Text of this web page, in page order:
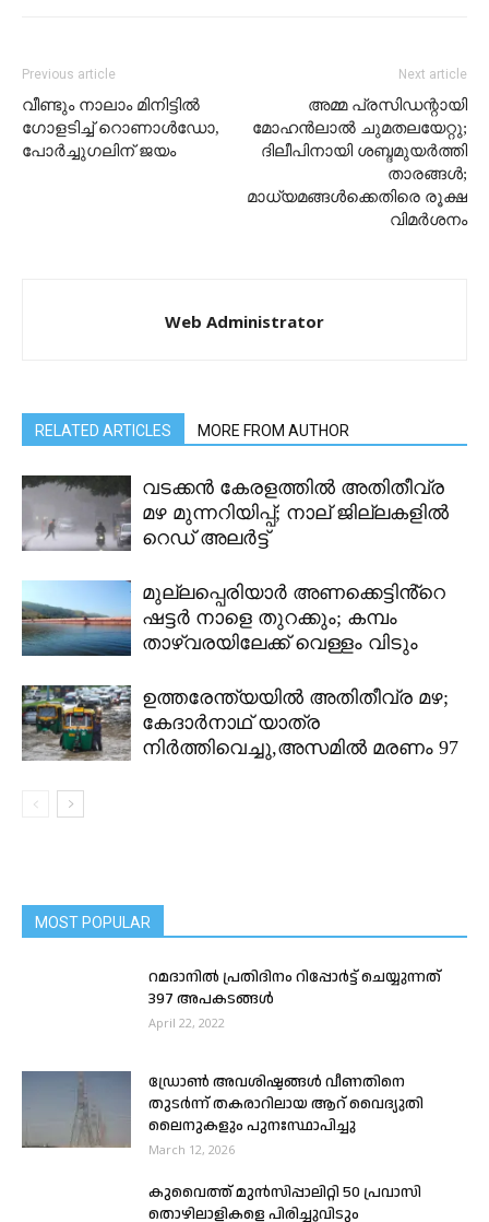
Previous article
വീണ്ടും നാലാം മിനിട്ടില്‍
ഗോളടിച്ച്‌ റൊണാള്‍ഡോ,
പോര്‍ച്ചുഗലിന് ജയം
Next article
അമ്മ പ്രസിഡന്റായി
മോഹന്‍ലാല്‍ ചുമതലയേറ്റു;
ദിലീപിനായി ശബ്ദമുയര്‍ത്തി
താരങ്ങള്‍;
മാധ്യമങ്ങള്‍ക്കെതിരെ രൂക്ഷ
വിമര്‍ശനം
Web Administrator
RELATED ARTICLES MORE FROM AUTHOR
വടക്കൻ കേരളത്തിൽ അതിതീവ്ര
മഴ മുന്നറിയിപ്പ്; നാല് ജില്ലകളിൽ
റെഡ് അലർട്ട്
മുല്ലപ്പെരിയാർ അണക്കെട്ടിൻ്റെ
ഷട്ടർ നാളെ തുറക്കും; കമ്പം
താഴ്വരയിലേക്ക് വെള്ളം വിടും
ഉത്തരേന്ത്യയിൽ അതിതീവ്ര മഴ;
കേദാർനാഥ് യാത്ര
നിർത്തിവെച്ചു,അസമിൽ മരണം 97
MOST POPULAR
റമദാനിൽ പ്രതിദിനം റിപ്പോർട്ട് ചെയ്യുന്നത്
397 അപകടങ്ങൾ
April 22, 2022
ഡ്രോൺ അവശിഷ്ടങ്ങൾ വീണതിനെ
തുടർന്ന് തകരാറിലായ ആറ് വൈദ്യുതി
ലൈനുകളും പുനഃസ്ഥാപിച്ചു
March 12, 2026
കുവൈത്ത് മുൻസിപ്പാലിറ്റി 50 പ്രവാസി
തൊഴിലാളികളെ പിരിച്ചുവിടും